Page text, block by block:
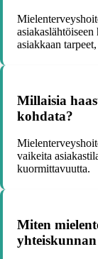
asiakkaan
Millaisia
kohdata?
vaikeita
kuormittavuutta.
Miten